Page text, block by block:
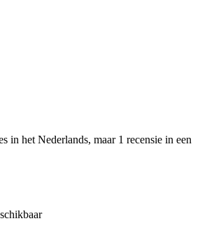
in het Nederlands, maar 1 recensie in een